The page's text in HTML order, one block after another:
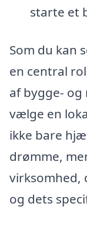
starte et
Som du kan
en central
af bygge-
vælge en
ikke bare
drømme,
virksomhed,
og dets